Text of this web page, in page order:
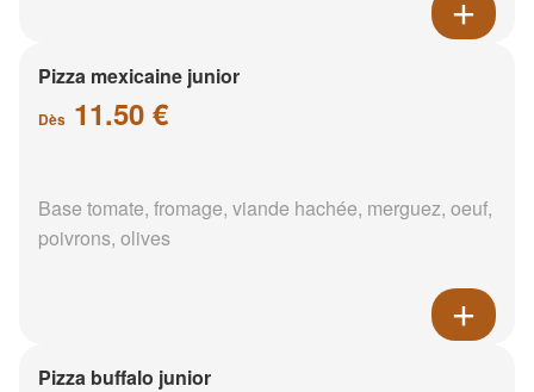
Pizza mexicaine junior
Dès 11.50 €
Base tomate, fromage, viande hachée, merguez, oeuf,
poivrons, olives
Pizza buffalo junior